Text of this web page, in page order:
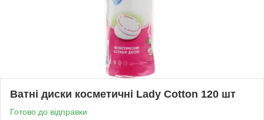
Ватні диски косметичні Lady Cotton 120 шт
Готово до відправки